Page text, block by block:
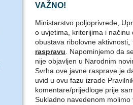
VAŽNO!
Ministarstvo poljoprivrede,
o uvjetima, kriterijima i
obustava ribolovne aktivnosti
raspravu . Napominjemo da
nije objavljen u Narodnim
Svrha ove javne rasprave je
uvid u ovu fazu izrade
komentare/prijedloge prije
Sukladno navedenom